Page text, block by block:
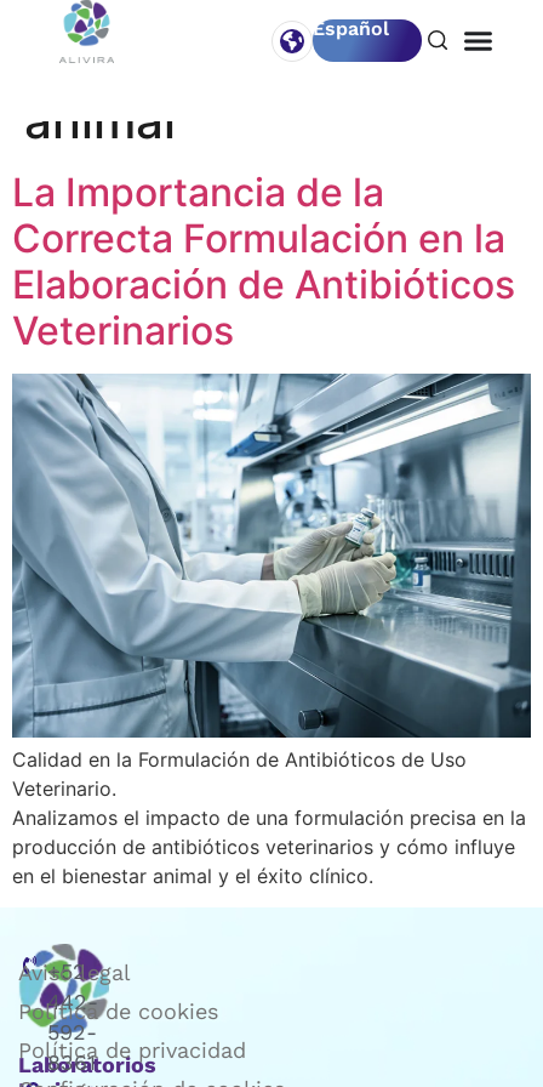
Español
Etiqueta:
Salud
animal
La Importancia de la
Correcta Formulación en la
Elaboración de Antibióticos
Veterinarios
Calidad en la Formulación de Antibióticos de Uso
Veterinario.
Analizamos el impacto de una formulación precisa en la
producción de antibióticos veterinarios y cómo influye
en el bienestar animal y el éxito clínico.
Laboratorios
+52
442-
592-
8361
Aviso legal
Política de cookies
Política de privacidad